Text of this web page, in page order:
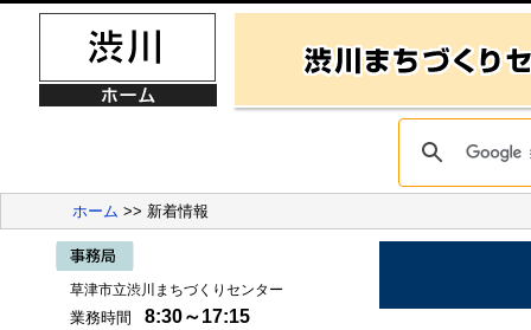
ホーム >> 新着情報
草津市立渋川まちづくりセンター
業務時間 8:30～17:15